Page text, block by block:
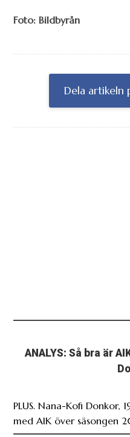
Foto: Bildbyrån
Dela artikeln
ANALYS: Så bra är
PLUS. Nana-Kofi Donkor,
med AIK över säsongen